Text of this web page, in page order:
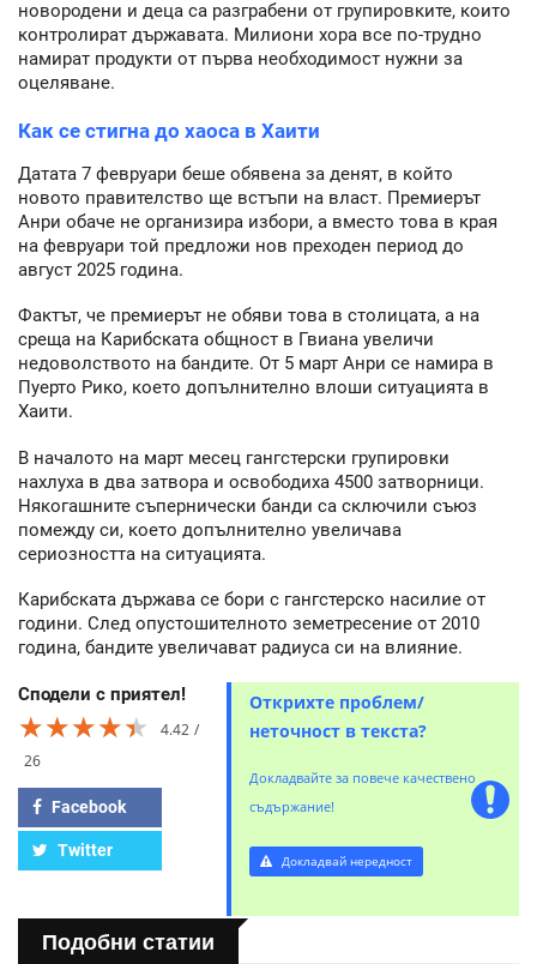
новородени и деца са разграбени от групировките, които
контролират държавата. Милиони хора все по-трудно
намират продукти от първа необходимост нужни за
оцеляване.
Как се стигна до хаоса в Хаити
Датата 7 февруари беше обявена за денят, в който
новото правителство ще встъпи на власт. Премиерът
Анри обаче не организира избори, а вместо това в края
на февруари той предложи нов преходен период до
август 2025 година.
Фактът, че премиерът не обяви това в столицата, а на
среща на Карибската общност в Гвиана увеличи
недоволството на бандите. От 5 март Анри се намира в
Пуерто Рико, което допълнително влоши ситуацията в
Хаити.
В началото на март месец гангстерски групировки
нахлуха в два затвора и освободиха 4500 затворници.
Някогашните съпернически банди са сключили съюз
помежду си, което допълнително увеличава
сериозността на ситуацията.
Карибската държава се бори с гангстерско насилие от
години. След опустошителното земетресение от 2010
година, бандите увеличават радиуса си на влияние.
Сподели с приятел!
★★★★★
★★★★★
★★★★★
4.42
26
Facebook
Twitter
Открихте проблем/
неточност в текста?
Докладвайте за повече качествено
съдържание!
Докладвай нередност
Подобни статии